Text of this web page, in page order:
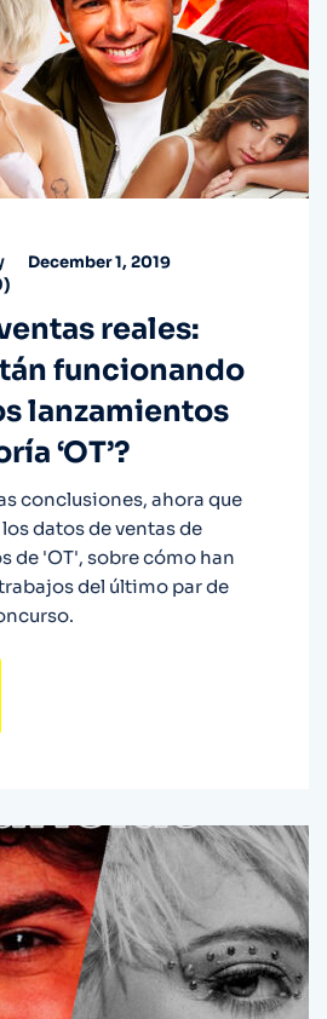
December 1, 2019
)
reales:
funcionando
lanzamientos
‘OT’?
conclusiones, ahora que
datos de ventas de
de 'OT', sobre cómo han
del último par de